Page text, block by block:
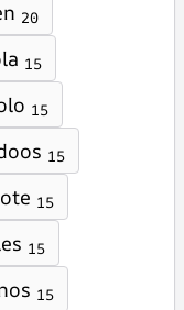
20
15
15
15
15
15
15